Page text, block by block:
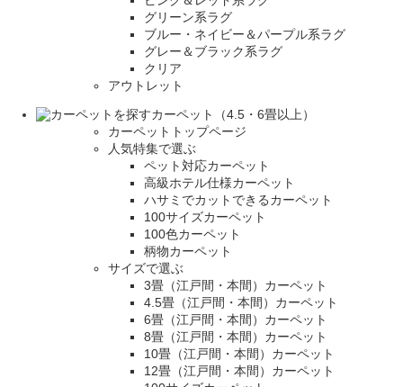
グリーン系ラグ
ブルー・ネイビー＆パープル系ラグ
グレー＆ブラック系ラグ
クリア
アウトレット
カーペット（4.5・6畳以上）
カーペットトップページ
人気特集で選ぶ
ペット対応カーペット
高級ホテル仕様カーペット
ハサミでカットできるカーペット
100サイズカーペット
100色カーペット
柄物カーペット
サイズで選ぶ
3畳（江戸間・本間）カーペット
4.5畳（江戸間・本間）カーペット
6畳（江戸間・本間）カーペット
8畳（江戸間・本間）カーペット
10畳（江戸間・本間）カーペット
12畳（江戸間・本間）カーペット